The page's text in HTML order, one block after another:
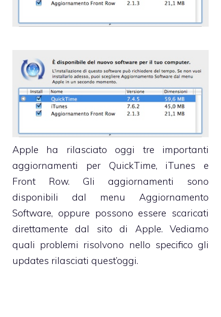
Apple ha rilasciato oggi tre importanti
aggiornamenti per QuickTime, iTunes e
Front Row. Gli aggiornamenti sono
disponibili dal menu Aggiornamento
Software, oppure possono essere scaricati
direttamentedal sito di Apple. Vediamo
quali problemi risolvono nello specifico gli
updates rilasciati quest’oggi.